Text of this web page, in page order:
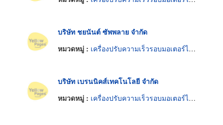
บริษัท ชยนันต์ ซัพพลาย จำกัด
หมวดหมู่ : เครื่องปรับความเร็วรอบมอเตอร์ไฟฟ้า
บริษัท เบรนนิคส์เทคโนโลยี จำกัด
หมวดหมู่ : เครื่องปรับความเร็วรอบมอเตอร์ไฟฟ้า